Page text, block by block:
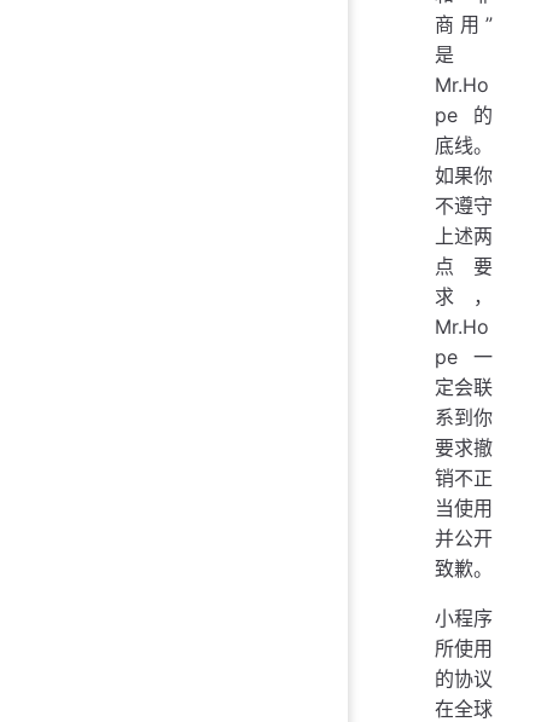
商用”
是
Mr.Ho
pe 的
底线。
如果你
不遵守
上述两
点要
求，
Mr.Ho
pe 一
定会联
系到你
要求撤
销不正
当使用
并公开
致歉。
小程序
所使用
的协议
在全球